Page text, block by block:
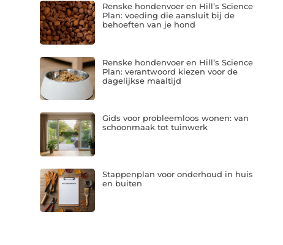
Renske hondenvoer en Hill’s Science
Plan: voeding die aansluit bij de
behoeften van je hond
Renske hondenvoer en Hill’s Science
Plan: verantwoord kiezen voor de
dagelijkse maaltijd
Gids voor probleemloos wonen: van
schoonmaak tot tuinwerk
Stappenplan voor onderhoud in huis
en buiten